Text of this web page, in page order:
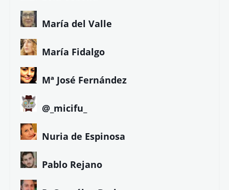
María del Valle
María Fidalgo
Mª José Fernández
@_micifu_
Nuria de Espinosa
Pablo Rejano